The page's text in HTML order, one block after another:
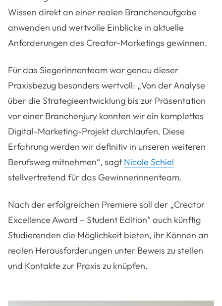
Wissen direkt an einer realen Branchenaufgabe
anwenden und wertvolle Einblicke in aktuelle
Anforderungen des Creator-Marketings gewinnen.
Für das Siegerinnenteam war genau dieser
Praxisbezug besonders wertvoll: „Von der Analyse
über die Strategieentwicklung bis zur Präsentation
vor einer Branchenjury konnten wir ein komplettes
Digital-Marketing-Projekt durchlaufen. Diese
Erfahrung werden wir definitiv in unseren weiteren
Berufsweg mitnehmen“, sagt Nicole Schiel
stellvertretend für das Gewinnerinnenteam.
Nach der erfolgreichen Premiere soll der „Creator
Excellence Award – Student Edition“ auch künftig
Studierenden die Möglichkeit bieten, ihr Können an
realen Herausforderungen unter Beweis zu stellen
und Kontakte zur Praxis zu knüpfen.